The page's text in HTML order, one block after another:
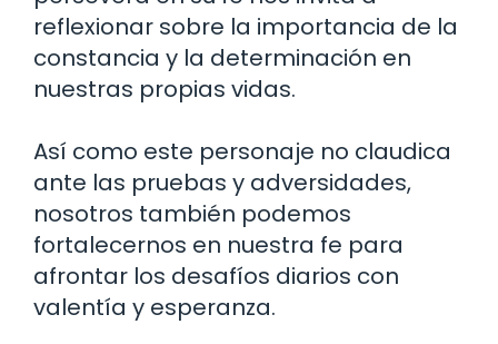
reflexionar sobre la importancia de la
constancia y la determinación en
nuestras propias vidas.
Así como este personaje no claudica
ante las pruebas y adversidades,
nosotros también podemos
fortalecernos en nuestra fe para
afrontar los desafíos diarios con
valentía y esperanza.